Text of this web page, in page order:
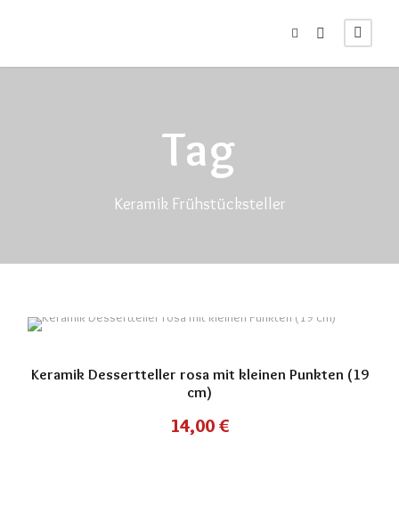
Tag
Keramik Frühstücksteller
Keramik Dessertteller rosa mit kleinen Punkten (19
cm)
14,00 €